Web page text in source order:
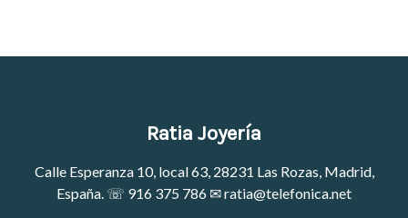
Ratia Joyería
Calle Esperanza 10, local 63, 28231 Las Rozas, Madrid,
España. ☏ 916 375 786 ✉ratia@telefonica.net